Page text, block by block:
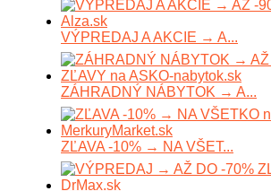
VÝPREDAJ A AKCIE → A...
ZÁHRADNÝ NÁBYTOK → A...
ZĽAVA -10% → NA VŠET...